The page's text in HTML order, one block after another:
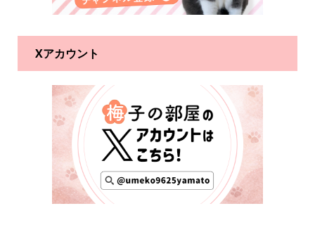
Xアカウント